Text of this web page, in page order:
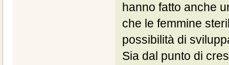
hanno fatto anche
che le femmine
possibilità di
Sia dal punto di